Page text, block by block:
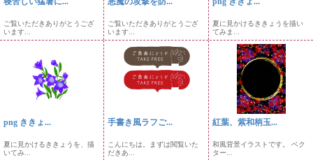
ご覧いただきありがとうござ
います...
ご覧いただきありがとうござ
います...
夏に見かけるききょうを描い
てみま...
png ききょ...
夏に見かけるききょうを、描
いてみ...
手書き風ラフご...
こんにちは。まずは閲覧いた
だきあ...
紅葉、紫和柄玉...
和風背景イラストです。 ベク
ター...